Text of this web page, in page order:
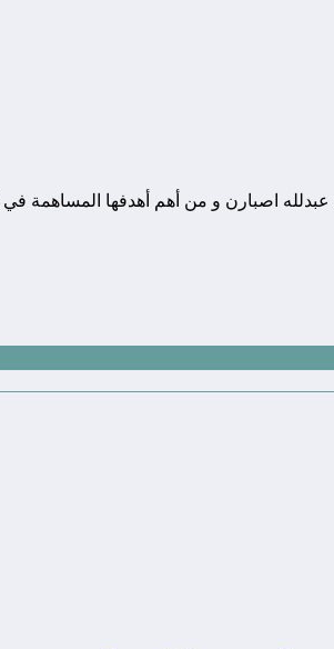
مقرها في المغرب, و قد تم تأسيسها في سنة 2010 من طرف عبدلله